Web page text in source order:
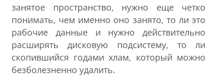
занятое пространство, нужно еще четко
понимать, чем именно оно занято, то ли это
рабочие данные и нужно действительно
расширять дисковую подсистему, то ли
скопившийся годами хлам, который можно
безболезненно удалить.